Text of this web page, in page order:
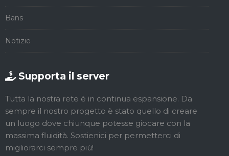
Bans
Notizie
Supporta il server
Tutta la nostra rete è in continua espansione. Da
sempre il nostro progetto è stato quello di creare
un luogo dove chiunque potesse giocare con la
massima fluidità. Sostienici per permetterci di
migliorarci sempre più!